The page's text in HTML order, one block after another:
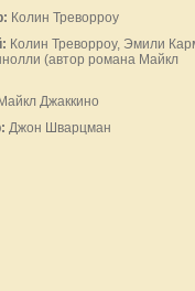
Колин Треворроу
Колин Треворроу, Эмили
(автор романа Майкл
Майкл Джаккино
Джон Шварцман